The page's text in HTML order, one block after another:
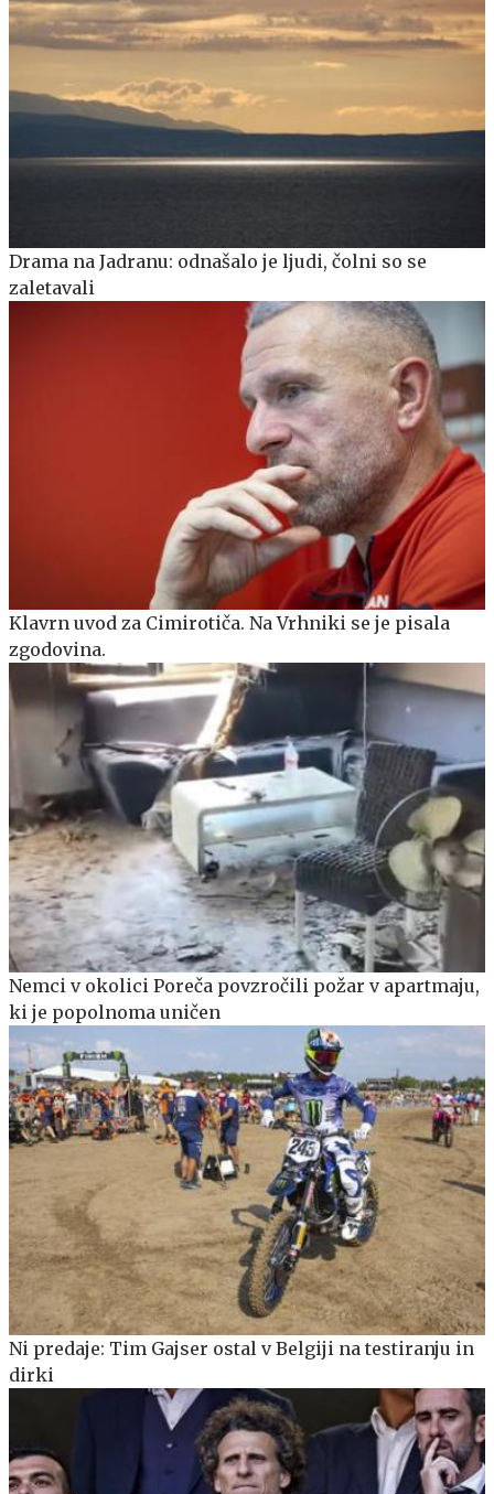
Drama na Jadranu: odnašalo je ljudi, čolni so se
zaletavali
Klavrn uvod za Cimirotiča. Na Vrhniki se je pisala
zgodovina.
Nemci v okolici Poreča povzročili požar v apartmaju,
ki je popolnoma uničen
Ni predaje: Tim Gajser ostal v Belgiji na testiranju in
dirki